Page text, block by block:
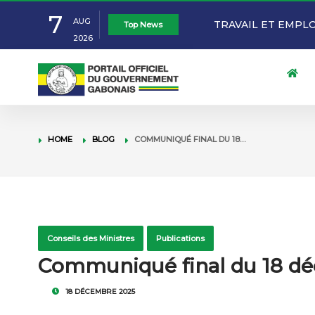
7
AUG
2026
Top News TRAVAIL ET
DES ÉLECTIONS
𝐋𝐄 𝐂𝐇𝐄𝐅 𝐃𝐄
DE 5ÈME
JUSTICE 2027-2032
HOME BLOG COMMUNIQUÉ FINAL DU 18…
Conseils des Ministres Publications
Communiqué final du 18
18 DÉCEMBRE 2025